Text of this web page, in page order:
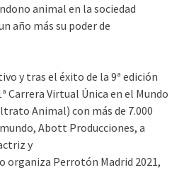
animal en la sociedad
año más su poder de
y tras el éxito de la 9ª edición
Carrera Virtual Única en el Mundo
Animal) con más de 7.000
Abott Producciones, a
y
Perrotón Madrid 2021,